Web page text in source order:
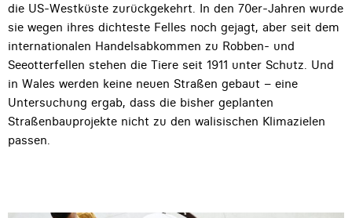
die US-Westküste zurückgekehrt. In den 70er-Jahren wurde
sie wegen ihres dichteste Felles noch gejagt, aber seit dem
internationalen Handelsabkommen zu Robben- und
Seeotterfellen stehen die Tiere seit 1911 unter Schutz. Und
in Wales werden keine neuen Straßen gebaut – eine
Untersuchung ergab, dass die bisher geplanten
Straßenbauprojekte nicht zu den walisischen Klimazielen
passen.